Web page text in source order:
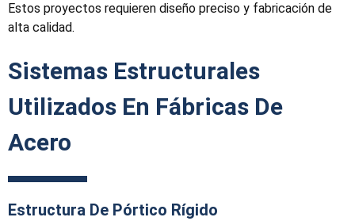
Estos proyectos requieren diseño preciso y fabricación de
alta calidad.
Sistemas Estructurales
Utilizados En Fábricas De
Acero
Estructura De Pórtico Rígido